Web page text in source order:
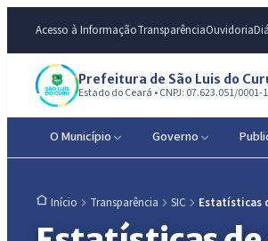
Acesso à InformaçãoTransparênciaOuvidoria
Prefeitura de São Luis do
Estado do Ceará • CNPJ: 07.623.051/0001-
O Município Governo
Início Transparência SIC Estatísticas